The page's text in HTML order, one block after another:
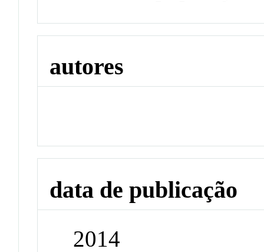
autores
data de publicação
2014